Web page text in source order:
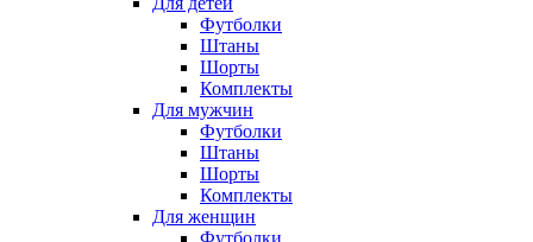
Футболки
Штаны
Шорты
Комплекты
Для мужчин
Футболки
Штаны
Шорты
Комплекты
Для женщин
Футболки